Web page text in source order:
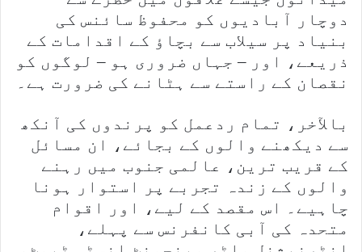
دوچار آبادیوں کو محفوظ سائنس کی
بنیاد پر سیلاب سے بچاؤ کے اقدامات کے
ذریعے، اور – جہاں ضروری ہو – لوگوں کو
نقصان کے راستے سے ہٹانے کی ضرورت ہے۔
بالآخر، تمام ردعمل کو پرندوں کی آنکھ
سے دیکھنے والوں کے بجائے، ان مسائل
کے قریب ترین، عالمی جنوب میں رہنے
والوں کے زندہ تجربے پر استوار ہونا
چاہیے۔ اس مقصد کے لیے، اور اقوام
متحدہ کی آبی کانفرنس سے پہلے،